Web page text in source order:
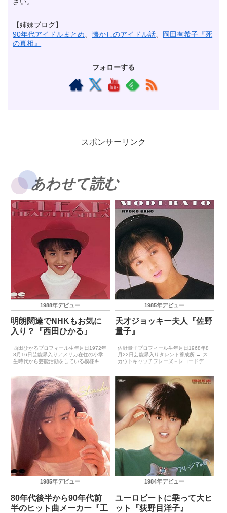
【姉妹ブログ】
90年代アイドルまとめ、懐かしのアイドル話、
岡田有希子『死
の真相』
フォローする
スポンサーリンク
あわせて読む
1988年デビュー
明朗闊達でNHKもお気に
入り？『西田ひかる』
西田ひかるプロフィール生年月日1972年
8月16日芸能界入りアメリカ在住の小学
生時代から芸能活動をしている模様キャ
らのセディ）主要音楽祭受賞歴（最優秀
新人賞）－...
1985年デビュー
天才ジョッキー夫人『佐野
量子』
佐野量子プロフィール生年月日1968年8
月22日芸能界入りタレント養成所 → ス
カウトキャッチフレーズ－レコードデビ
－主要音楽祭受賞歴（大賞）－ゴールデ
ン・アロー...
1985年デビュー
80年代後半から90年代前
半のヒット曲メーカー『工
1984年デビュー
ユーロビートに乗って大ヒ
ット『荻野目洋子』